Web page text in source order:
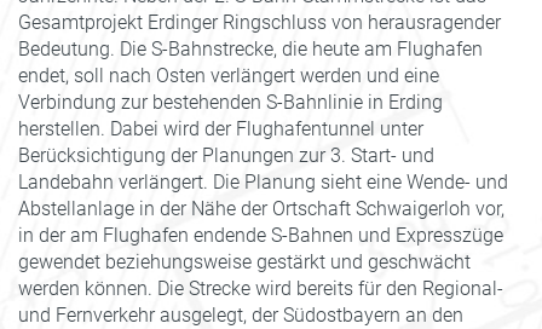
Gesamtprojekt Erdinger Ringschluss von herausragender
Bedeutung. Die S-Bahnstrecke, die heute am Flughafen
endet, soll nach Osten verlängert werden und eine
Verbindung zur bestehenden S-Bahnlinie in Erding
herstellen. Dabei wird der Flughafentunnel unter
Berücksichtigung der Planungen zur 3. Start- und
Landebahn verlängert. Die Planung sieht eine Wende- und
Abstellanlage in der Nähe der Ortschaft Schwaigerloh vor,
in der am Flughafen endende S-Bahnen und Expresszüge
gewendet beziehungsweise gestärkt und geschwächt
werden können. Die Strecke wird bereits für den Regional-
und Fernverkehr ausgelegt, der Südostbayern an den